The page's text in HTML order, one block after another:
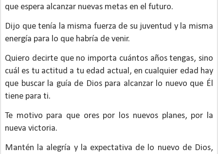
que espera alcanzar nuevas metas en el futuro.
Dijo que tenía la misma fuerza de su juventud y la misma
energía para lo que habría de venir.
Quiero decirte que no importa cuántos años tengas, sino
cuál es tu actitud a tu edad actual, en cualquier edad hay
que buscar la guía de Dios para alcanzar lo nuevo que Él
tiene para ti.
Te motivo para que ores por los nuevos planes, por la
nueva victoria.
Mantén la alegría y la expectativa de lo nuevo de Dios,